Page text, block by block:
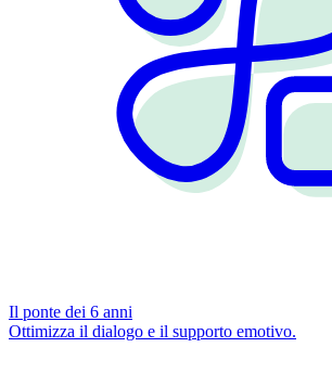
Il ponte dei 6 anni
Ottimizza il dialogo e il supporto emotivo.